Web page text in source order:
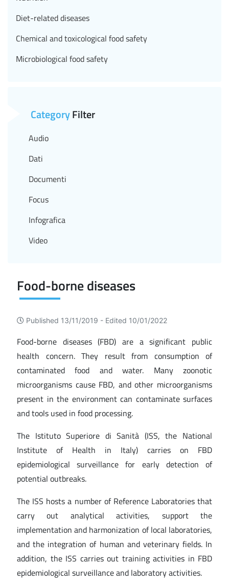
Food-borne diseases
Published 13/11/2019 - Edited 10/01/2022
Food-borne diseases (FBD) are a significant public
health concern. They result from consumption of
contaminated food and water. Many zoonotic
microorganisms cause FBD, and other microorganisms
present in the environment can contaminate surfaces
and tools used in food processing.
The Istituto Superiore di Sanità (ISS, the National
Institute of Health in Italy) carries on FBD
epidemiological surveillance for early detection of
potential outbreaks.
The ISS hosts a number of Reference Laboratories that
carry out analytical activities, support the
implementation and harmonization of local laboratories,
and the integration of human and veterinary fields. In
addition, the ISS carries out training activities in FBD
epidemiological surveillance and laboratory activities.
Diet-related diseases
Chemical and toxicological food safety
Microbiological food safety
CategoryFilter
Audio
Dati
Documenti
Focus
Infografica
Video